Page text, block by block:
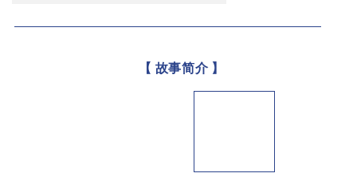
【 故事简介】